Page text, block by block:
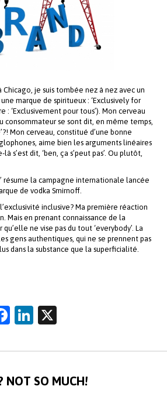
Chicago, je suis tombée nez à nez avec un
marque de spiritueux : ‘Exclusively for
: ‘Exclusivement pour tous’). Mon cerveau
consommateur se sont dit, en même temps,
Mon cerveau, constitué d’une bonne
aime bien les arguments linéaires
s’est dit, ‘ben, ça s’peut pas’. Ou plutôt,
résume la campagne internationale lancée
de vodka Smirnoff.
inclusive? Ma première réaction
Mais en prenant connaissance de la
ne vise pas du tout ‘everybody’. La
gens authentiques, qui ne se prennent pas
dans la substance que la superficialité.
Fa
b
o
Li
k
e
NOT SO MUCH!